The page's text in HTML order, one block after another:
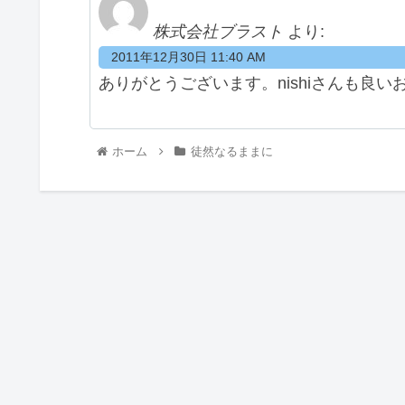
株式会社ブラスト より:
2011年12月30日 11:40 AM
ありがとうございます。nishiさんも良い
ホーム 徒然なるままに